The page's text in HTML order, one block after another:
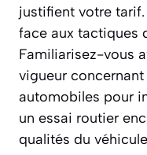
justifient votre
face aux tactiques
Familiarisez-vous
vigueur
automobiles pour
un essai routier
qualités du